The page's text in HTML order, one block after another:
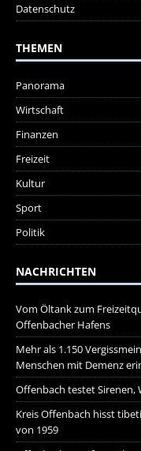
Datenschutz
THEMEN
Panorama
Wirtschaft
Finanzen
Freizeit
Kultur
Sport
Politik
NACHRICHTEN
Vom Öltank zum
Offenbacher Hafens
Mehr als 1.150
Menschen mit Demenz
Offenbach testet Sirenen,
Kreis Offenbach hisst
von 1959